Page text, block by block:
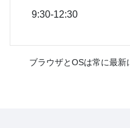
9:30-12:30
ブラウザとOSは常に最